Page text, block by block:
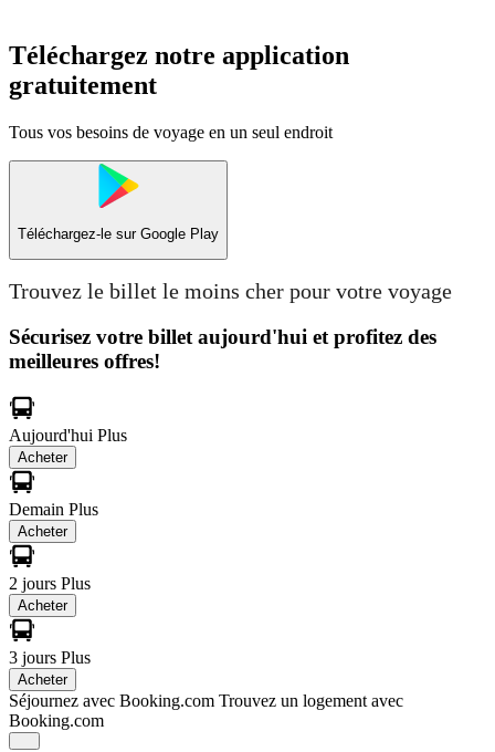
Téléchargez notre application
gratuitement
Tous vos besoins de voyage en un seul endroit
Téléchargez-le sur Google Play
Trouvez le billet le moins cher pour votre voyage
Sécurisez votre billet aujourd'hui et profitez des
meilleures offres!
Aujourd'hui Plus
Acheter
Demain Plus
Acheter
2 jours Plus
Acheter
3 jours Plus
Acheter
Séjournez avec Booking.com Trouvez un logement avec
Booking.com